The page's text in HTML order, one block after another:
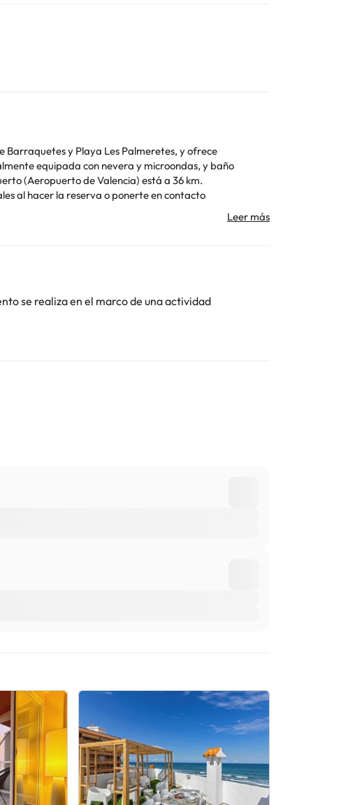
Barraquetes y Playa Les Palmeretes, y ofrece
(Aeropuerto de Valencia) está a 36 km.
no se pueden celebrar despedidas de soltero o soltera
se realiza en el marco de una actividad